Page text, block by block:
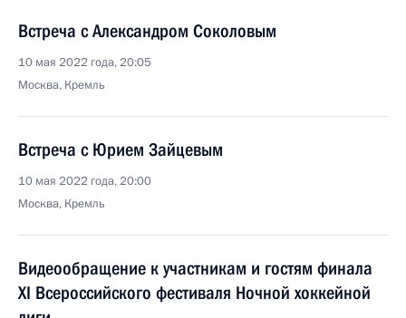
Встреча с Александром Соколовым
10 мая 2022 года, 20:05
Москва, Кремль
Встреча с Юрием Зайцевым
10 мая 2022 года, 20:00
Москва, Кремль
Видеообращение к участникам и гостям финала
XI Всероссийского фестиваля Ночной хоккейной